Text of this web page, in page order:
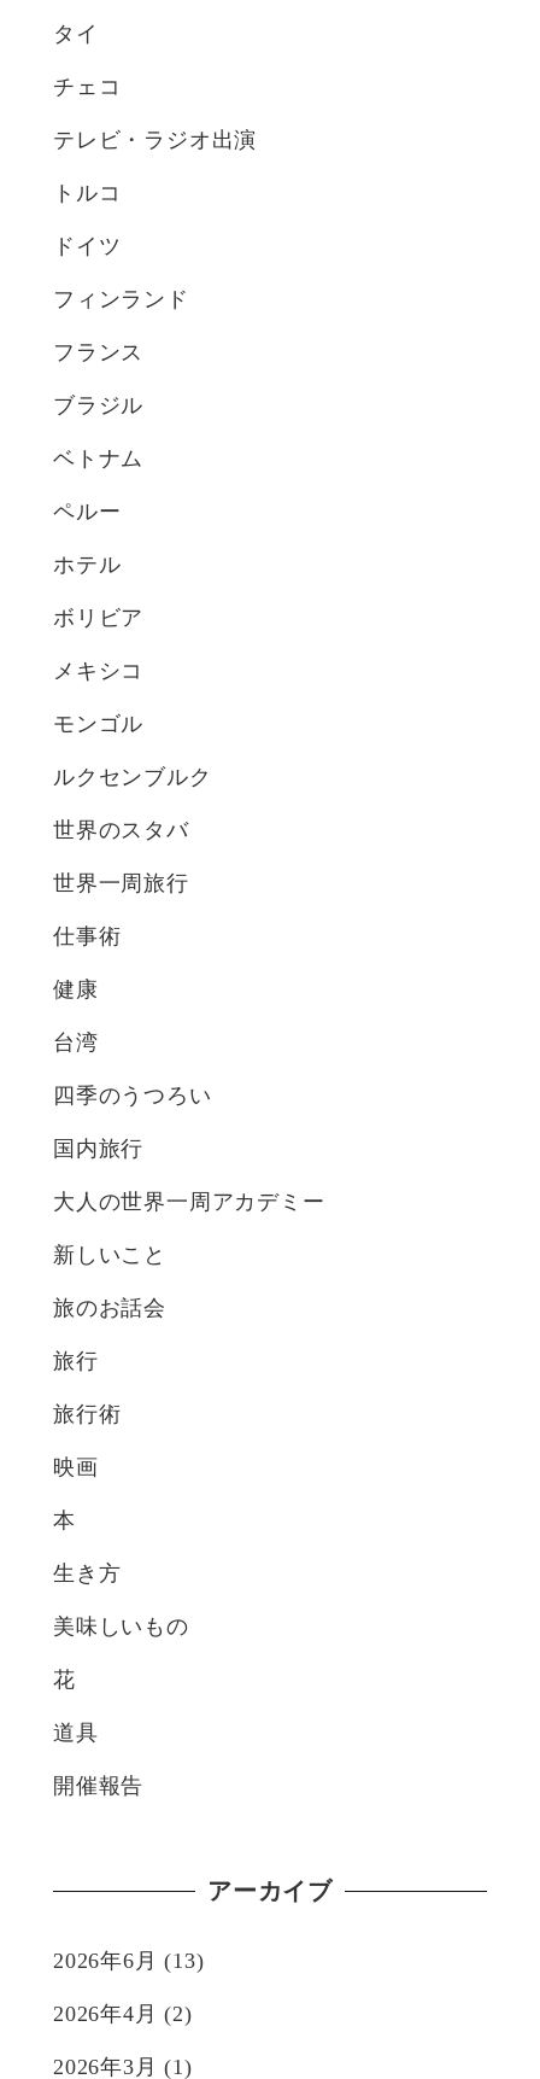
タイ
チェコ
テレビ・ラジオ出演
トルコ
ドイツ
フィンランド
フランス
ブラジル
ベトナム
ペルー
ホテル
ボリビア
メキシコ
モンゴル
ルクセンブルク
世界のスタバ
世界一周旅行
仕事術
健康
台湾
四季のうつろい
国内旅行
大人の世界一周アカデミー
新しいこと
旅のお話会
旅行
旅行術
映画
本
生き方
美味しいもの
花
道具
開催報告
アーカイブ
2026年6月 (13)
2026年4月 (2)
2026年3月 (1)